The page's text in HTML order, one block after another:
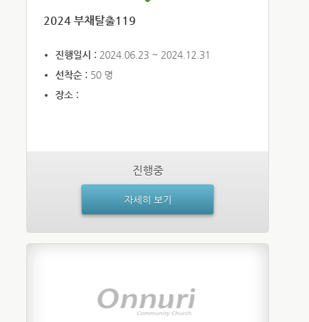
2024 부채탈출119
진행일시 : 2024.06.23 ~ 2024.12.31
선착순 : 50 명
장소 :
진행중
자세히 보기